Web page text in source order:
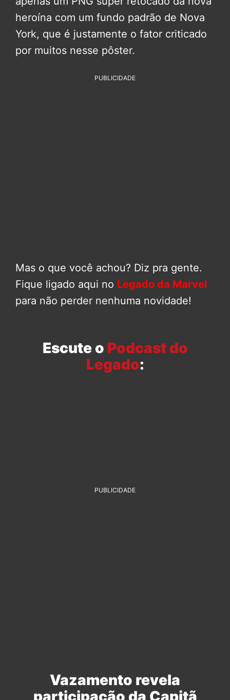
heroína com um fundo padrão de Nova
York, que é justamente o fator criticado
por muitos nesse pôster.
PUBLICIDADE
Mas o que você achou? Diz pra gente.
Fique ligado aqui no Legado da Marvel
para não perder nenhuma novidade!
Escute o Podcast do
Legado:
PUBLICIDADE
Vazamento revela
participação da Capitã